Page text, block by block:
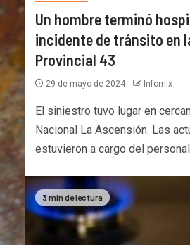
Un hombre terminó
incidente de tránsito en
Provincial 43
29 de mayo de 2024 Infomix
El siniestro tuvo lugar en
Nacional La Ascensión. Las
estuvieron a cargo del
3 min de lectura